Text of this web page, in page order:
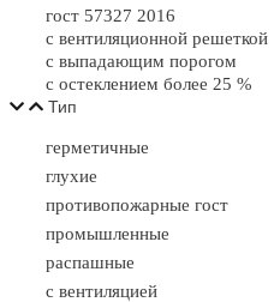
гост 57327 2016
с вентиляционной решеткой
с выпадающим порогом
с остеклением более 25 %
Тип
герметичные
глухие
противопожарные гост
промышленные
распашные
с вентиляцией